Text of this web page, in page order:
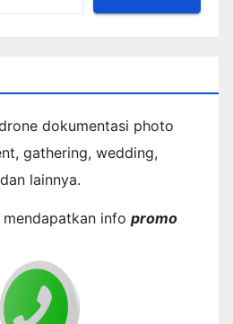
dokumentasi photo
gathering, wedding,
lainnya.
info promo